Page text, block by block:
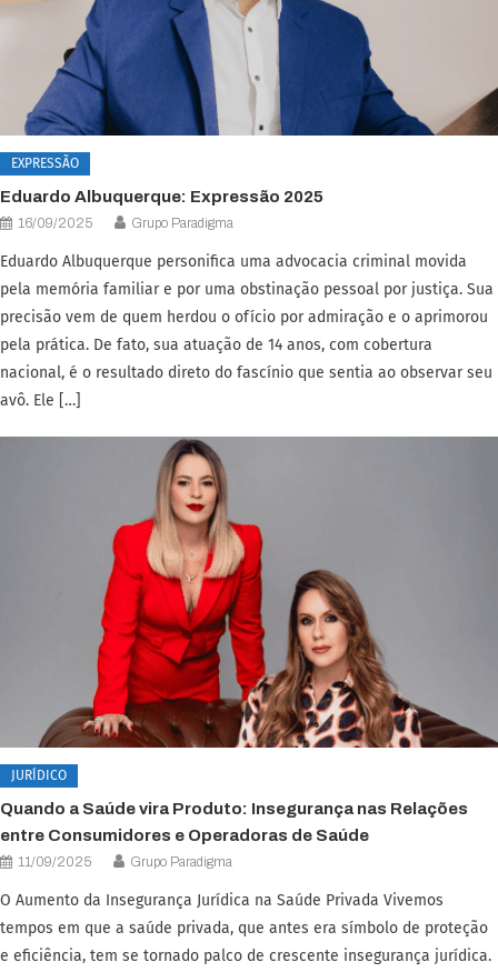
EXPRESSÃO
Eduardo Albuquerque: Expressão 2025
16/09/2025 Grupo Paradigma
Eduardo Albuquerque personifica uma advocacia criminal movida
pela memória familiar e por uma obstinação pessoal por justiça. Sua
precisão vem de quem herdou o ofício por admiração e o aprimorou
pela prática. De fato, sua atuação de 14 anos, com cobertura
nacional, é o resultado direto do fascínio que sentia ao observar seu
avô. Ele […]
JURÍDICO
Quando a Saúde vira Produto: Insegurança nas Relações
entre Consumidores e Operadoras de Saúde
11/09/2025 Grupo Paradigma
O Aumento da Insegurança Jurídica na Saúde Privada Vivemos
tempos em que a saúde privada, que antes era símbolo de proteção
e eficiência, tem se tornado palco de crescente insegurança jurídica.